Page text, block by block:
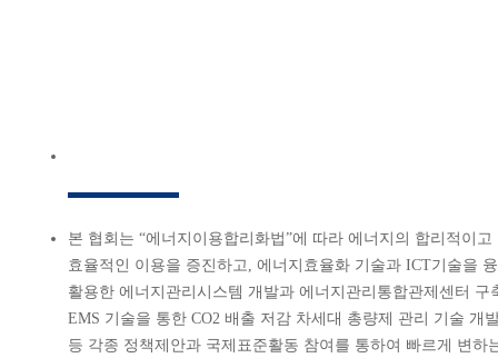
본 협회는 “에너지이용합리화법”에 따라 에너지의 합리적이고
효율적인 이용을 증진하고, 에너지효율화 기술과 ICT기술을
활용한 에너지관리시스템 개발과 에너지관리통합관제센터 구
EMS 기술을 통한 CO2 배출 저감 차세대 총량제 관리 기술 개
등 각종 정책제안과 국제표준활동 참여를 통하여 빠르게 변하